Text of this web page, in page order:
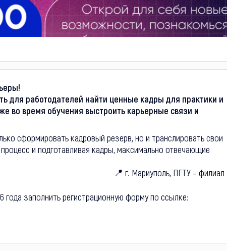
Дня карьеры!
для работодателей найти ценные кадры для практики и
во время обучения выстроить карьерные связи и
опыт.
сформировать кадровый резерв, но и транслировать свои
и подготавливая кадры, максимально отвечающие
в 12:00) 📍 г. Мариуполь, ПГТУ – филиал
заполнить регистрационную форму по ссылке: